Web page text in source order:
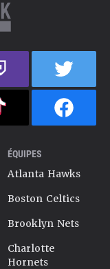
ÉQUIPES
Atlanta Hawks
Boston Celtics
Brooklyn Nets
Charlotte
Hornets